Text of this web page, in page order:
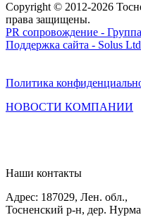
Copyright © 2012-2026
права защищены.
PR сопровождение -
Поддержка сайта - Solus
Политика
НОВОСТИ КОМПАНИИ
Наши контакты
Адрес: 187029, Лен. обл.,
Тосненский р-н, дер. Нурма